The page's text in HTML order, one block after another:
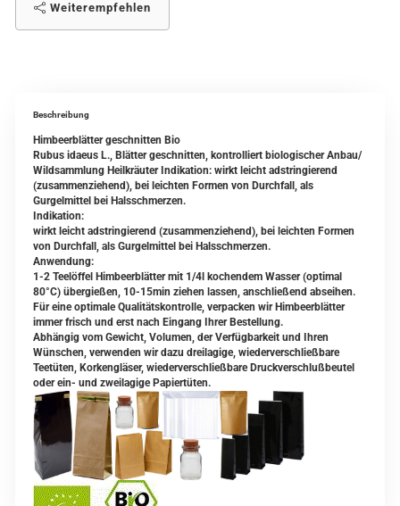
Weiterempfehlen
Beschreibung
Himbeerblätter geschnitten Bio
Rubus idaeus L., Blätter geschnitten, kontrolliert biologischer Anbau/
Wildsammlung Heilkräuter Indikation: wirkt leicht adstringierend
(zusammenziehend), bei leichten Formen von Durchfall, als
Gurgelmittel bei Halsschmerzen.
Indikation:
wirkt leicht adstringierend (zusammenziehend), bei leichten Formen
von Durchfall, als Gurgelmittel bei Halsschmerzen.
Anwendung:
1-2 Teelöffel Himbeerblätter mit 1/4l kochendem Wasser (optimal
80°C) übergießen, 10-15min ziehen lassen, anschließend abseihen.
Für eine optimale Qualitätskontrolle, verpacken wir Himbeerblätter
immer frisch und erst nach Eingang Ihrer Bestellung.
Abhängig vom Gewicht, Volumen, der Verfügbarkeit und Ihren
Wünschen, verwenden wir dazu dreilagige, wiederverschließbare
Teetüten, Korkengläser, wiederverschließbare Druckverschlußbeutel
oder ein- und zweilagige Papiertüten.